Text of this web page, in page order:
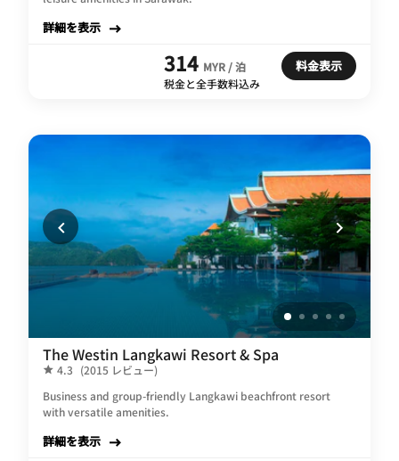
詳細を表示
314 MYR / 泊
税金と全手数料込み
料金表示
The Westin Langkawi Resort & Spa
4.3 (2015 レビュー)
Business and group-friendly Langkawi beachfront resort
with versatile amenities.
詳細を表示